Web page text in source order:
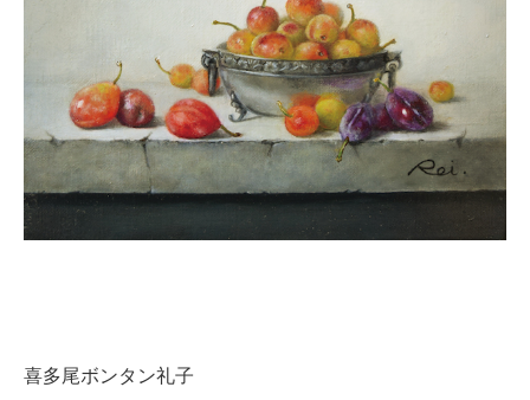
カタログ
Schedule スケジュール
About 会社案内
Contact
喜多尾ボンタン礼子